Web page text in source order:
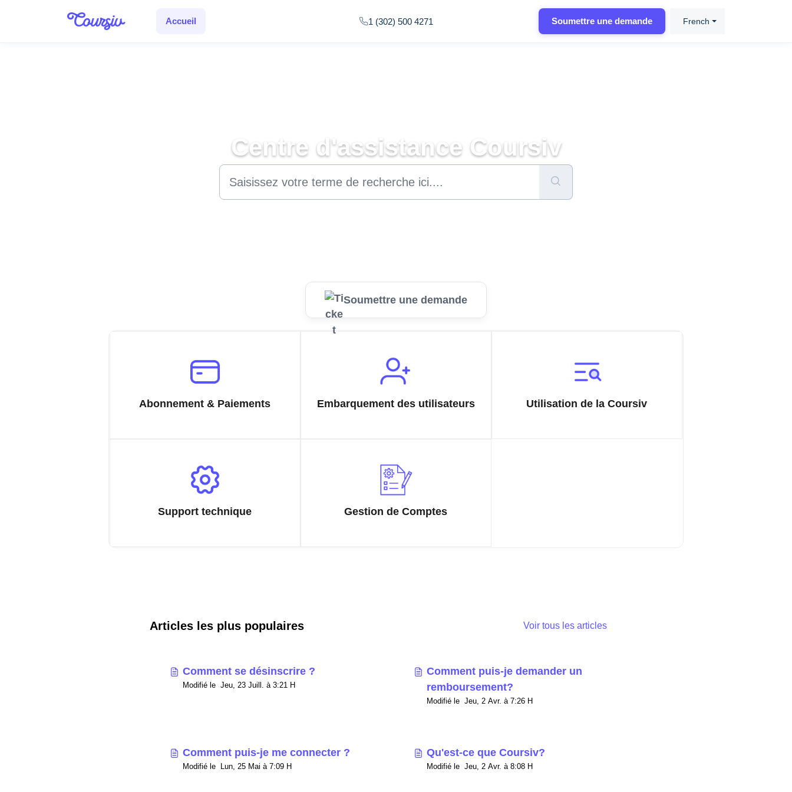
Accueil
Soumettre une demande
1 (302) 500 4271 French
Centre d'assistance Coursiv
Soumettre une demande
Abonnement & Paiements Embarquement des utilisateurs Utilisation de la Coursiv
Support technique Gestion de Comptes
Articles les plus populaires Voir tous les articles
Comment se désinscrire ?
Modifié le Jeu, 23 Juill. à 3:21 H
Comment puis-je demander un
remboursement?
Modifié le Jeu, 2 Avr. à 7:26 H
Comment puis-je me connecter ?
Modifié le Lun, 25 Mai à 7:09 H
Qu'est-ce que Coursiv?
Modifié le Jeu, 2 Avr. à 8:08 H